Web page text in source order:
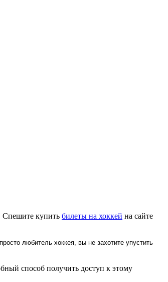
Спешите купить билеты на хоккей на сайте
любитель хоккея, вы не захотите упустить
способ получить доступ к этому